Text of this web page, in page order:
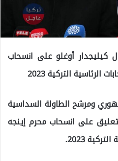
أوغلو على انسحاب
التركية 2023
ومرشح الطاولة السداسية
على انسحاب محرم إينجه
2023.